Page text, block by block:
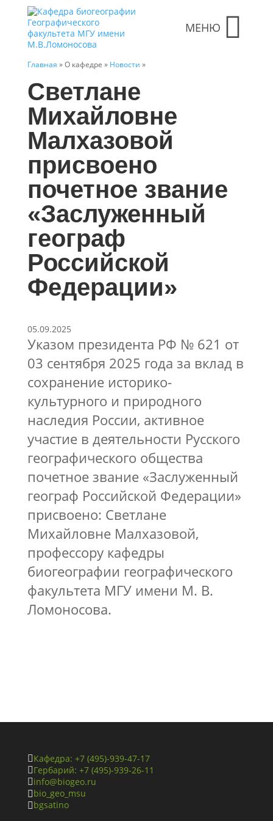
МЕНЮ
Главная » О кафедре » Новости »
Светлане
Михайловне
Малхазовой
присвоено
почетное звание
«Заслуженный
географ
Российской
Федерации»
05.09.2025
Указом президента РФ № 621 от
03 сентября 2025 года за вклад в
сохранение историко-
культурного и природного
наследия России, активное
участие в деятельности Русского
географического общества
почетное звание «Заслуженный
географ Российской Федерации»
присвоено: Светлане
Михайловне Малхазовой,
профессору кафедры
биогеографии географического
факультета МГУ имени М. В.
Ломоносова.
Кафедра: +7 (495)-939-47-17
Гербарий: +7 (495)-939-26-11
info@biogeo.ru
bio_geo_msu
bgsatino